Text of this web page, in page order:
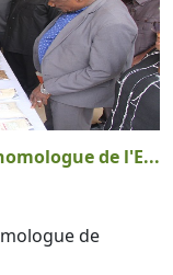
de l'E...
de